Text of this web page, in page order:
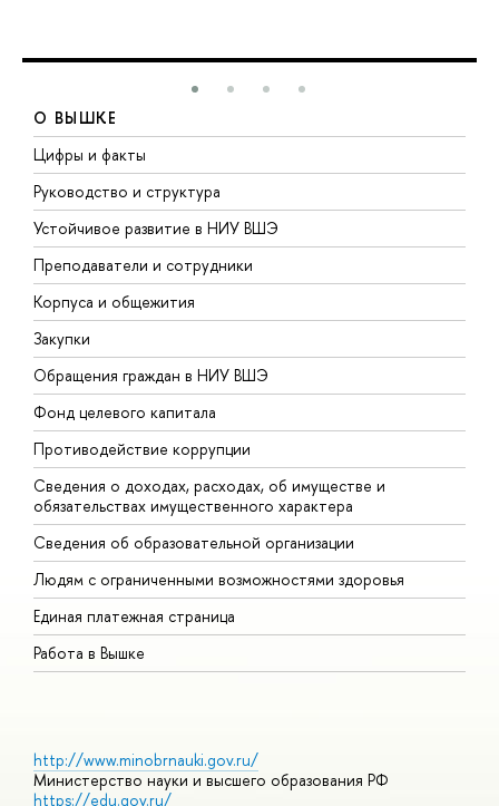
О ВЫШКЕ
Цифры и факты
Руководство и структура
Устойчивое развитие в НИУ ВШЭ
Преподаватели и сотрудники
Корпуса и общежития
Закупки
Обращения граждан в НИУ ВШЭ
Фонд целевого капитала
Противодействие коррупции
Сведения о доходах, расходах, об имуществе и
обязательствах имущественного характера
Сведения об образовательной организации
Людям с ограниченными возможностями здоровья
Единая платежная страница
Работа в Вышке
http://www.minobrnauki.gov.ru/
Министерство науки и высшего образования РФ
https://edu.gov.ru/